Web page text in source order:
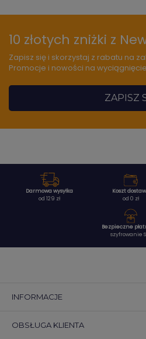
10 złotych zniżki z
Zapisz się i skorzystaj z rabatu na
Promocje i nowości na
ZAPISZ
Darmowa wysyłka
od 129 zł
Koszt
od 0 zł
Bezpieczne
szyfrowanie
INFORMACJE
OBSŁUGA KLIENTA